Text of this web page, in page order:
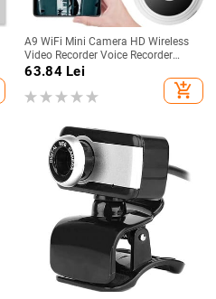
A9 WiFi Mini Camera HD Wireless
Video Recorder Voice Recorder
Camera de monitorizare a
securității Smart Home pentru
sugari și animale de companie
63.84Lei
add_shopping_cart